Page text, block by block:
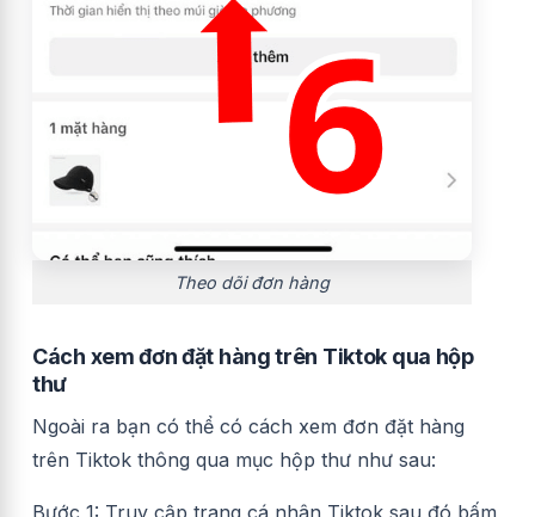
Theo dõi đơn hàng
Cách xem đơn đặt hàng trên Tiktok qua hộp
thư
Ngoài ra bạn có thể có cách xem đơn đặt hàng
trên Tiktok thông qua mục hộp thư như sau:
Bước 1: Truy cập trang cá nhân Tiktok sau đó bấm